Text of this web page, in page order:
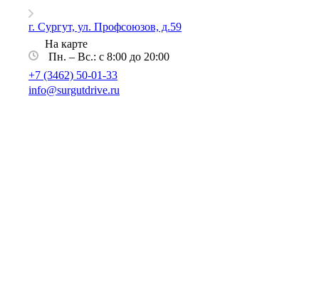
г. Сургут, ул. Профсоюзов, д.59
На карте
Пн. – Вс.: с 8:00 до 20:00
+7 (3462) 50-01-33
info@surgutdrive.ru